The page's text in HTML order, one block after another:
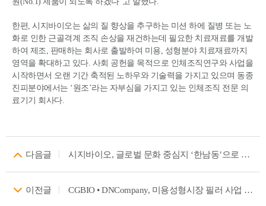
한편, 시지바이오는 삶의 질 향상을 추구하는 미션 하에 질병 또는 노
화로 인한 근골격계 조직 손상을 재건하는데 필요한 치료재료를 개발
하여 제조, 판매하는 회사로 출발하여 미용, 성형분야 치료재료까지
영역을 확대하고 있다. 사회 공헌을 목적으로 인체조직연구와 사업을
시작하면서 오랜 기간 축적된 노하우와 기술력을 가지고 있으며 동종
진피분야에서는 ‘원조’라는 자부심을 가지고 있는 인체조직 전문 의
료기기 회사다.
다음글 시지바이오, 글로벌 문화 중심지 ‘한남동’으로 본사 이전
이전글 CGBIO • DNCompany, 미용성형시장 필러 사업 확산 위한 MOU 체결